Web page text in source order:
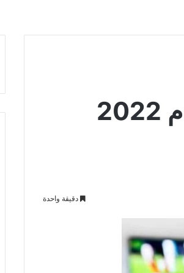
رابط موقع مراهنات كرة القدم 2022
دقيقة واحدة